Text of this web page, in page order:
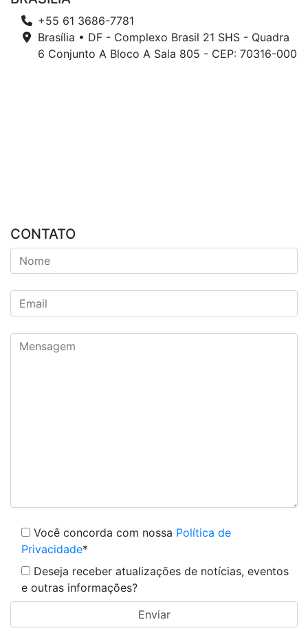
+55 61 3686-7781
Brasília • DF - Complexo Brasil 21 SHS - Quadra
6 Conjunto A Bloco A Sala 805 - CEP: 70316-000
CONTATO
Você concorda com nossa Política de
Privacidade*
Deseja receber atualizações de notícias, eventos
e outras informações?